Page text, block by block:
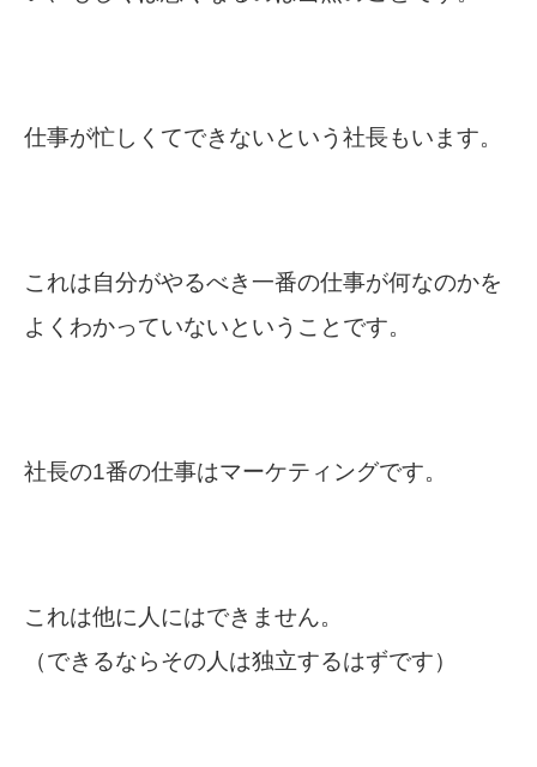
仕事が忙しくてできないという社長もいます。
これは自分がやるべき一番の仕事が何なのかを
よくわかっていないということです。
社長の1番の仕事はマーケティングです。
これは他に人にはできません。
（できるならその人は独立するはずです）